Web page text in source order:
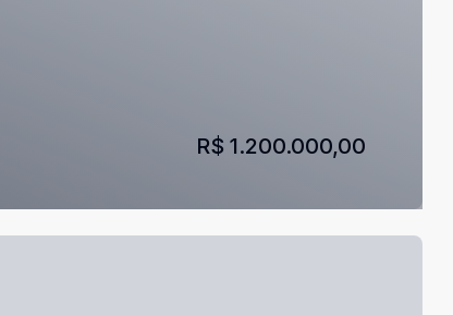
R$ 1.200.000,00